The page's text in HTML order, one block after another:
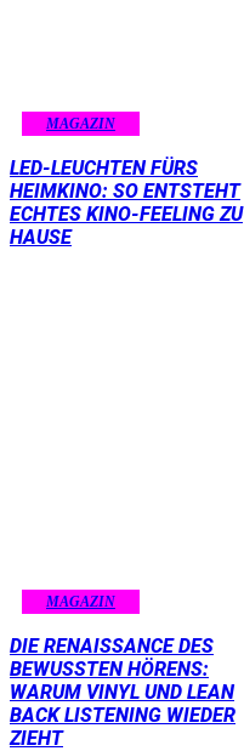
MAGAZIN
LED-LEUCHTEN FÜRS
HEIMKINO: SO ENTSTEHT
ECHTES KINO-FEELING ZU
HAUSE
MAGAZIN
DIE RENAISSANCE DES
BEWUSSTEN HÖRENS:
WARUM VINYL UND LEAN
BACK LISTENING WIEDER
ZIEHT